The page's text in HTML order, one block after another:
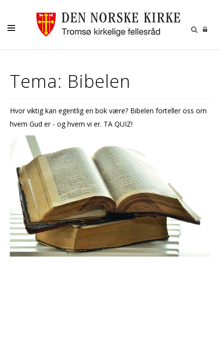
AKTIVITETER OG KONSERTER
KONFIRMASJON
VIGSEL
GRAVFERD
KONTAKT
Tema: Bibelen
Hvor viktig kan egentlig en bok være? Bibelen forteller oss om
hvem Gud er - og hvem vi er. TA QUIZ!